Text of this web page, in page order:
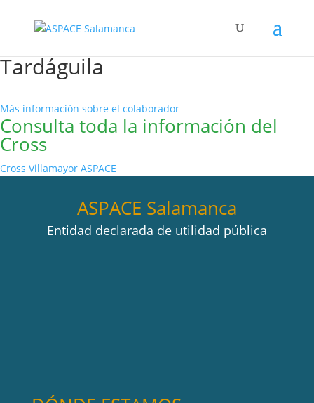
Tardáguila
Más información sobre el colaborador
Consulta toda la información del
Cross
Cross Villamayor ASPACE
ASPACE Salamanca
Entidad declarada de utilidad pública